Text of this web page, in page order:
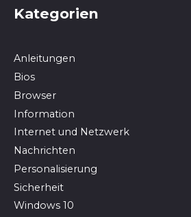
Kategorien
Anleitungen
Bios
Browser
In­for­ma­ti­on
Internet und Netzwerk
Nachrichten
Personalisierung
Sicherheit
Windows 10